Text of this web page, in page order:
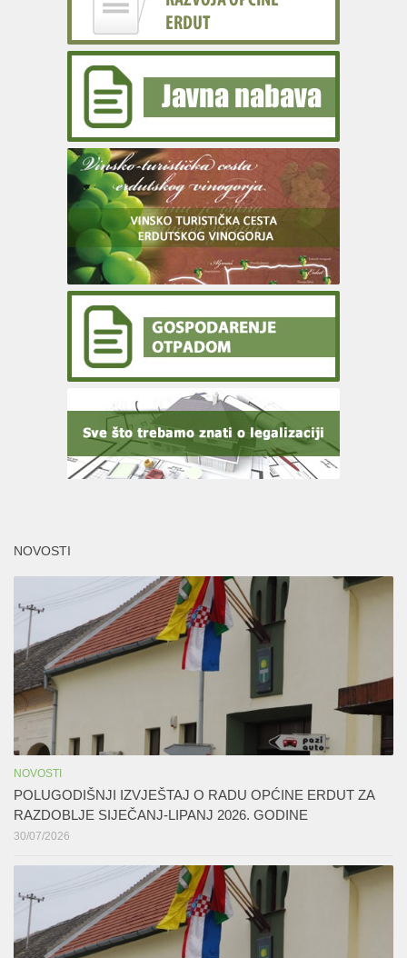
NOVOSTI
NOVOSTI
POLUGODIŠNJI IZVJEŠTAJ O RADU OPĆINE ERDUT ZA
RAZDOBLJE SIJEČANJ-LIPANJ 2026. GODINE
30/07/2026